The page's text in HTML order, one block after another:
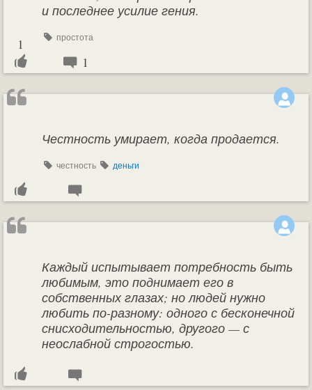
и последнее усилие гения.
простота
1
1
Честность умирает, когда продается.
честность деньги
Каждый испытывает потребность быть
любимым, это поднимает его в
собственных глазах; но людей нужно
любить по-разному: одного с бесконечной
снисходительностью, другого — с
неослабной строгостью.